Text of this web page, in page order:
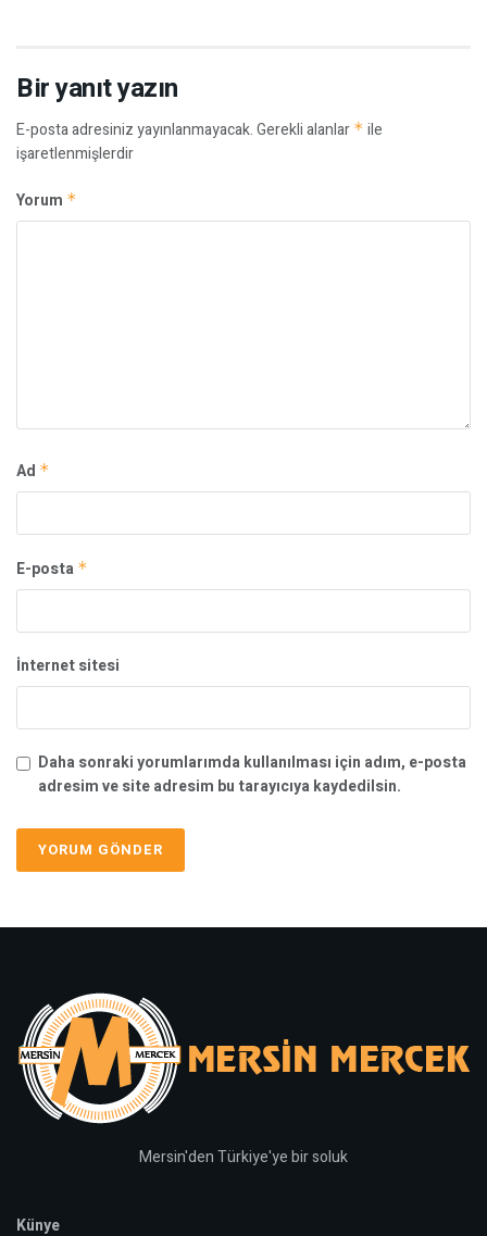
Bir yanıt yazın
E-posta adresiniz yayınlanmayacak.Gerekli alanlar * ile
işaretlenmişlerdir
Yorum *
Ad *
E-posta *
İnternet sitesi
Daha sonraki yorumlarımda kullanılması için adım, e-posta
adresim ve site adresim bu tarayıcıya kaydedilsin.
Mersin'den Türkiye'ye bir soluk
Künye